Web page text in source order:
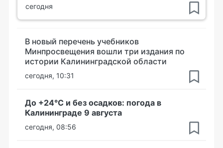
сегодня
В новый перечень учебников
Минпросвещения вошли три издания по
истории Калининградской области
сегодня, 10:31
До +24°С и без осадков: погода в
Калининграде 9 августа
сегодня, 08:56